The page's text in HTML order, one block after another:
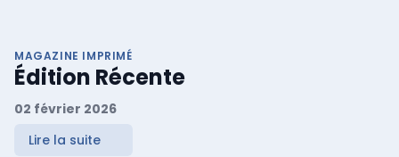
MAGAZINE IMPRIMÉ
Édition Récente
02 février 2026
Lire la suite